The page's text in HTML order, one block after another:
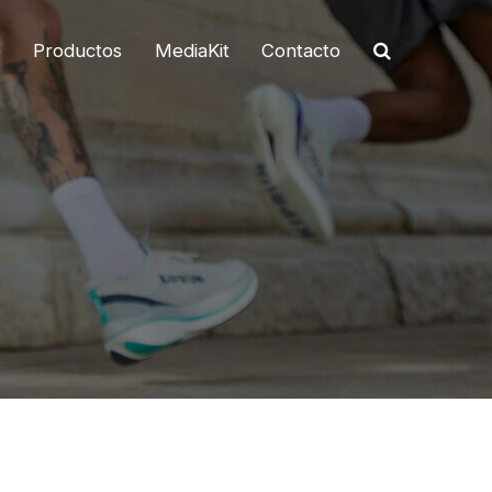
Productos MediaKit Contacto